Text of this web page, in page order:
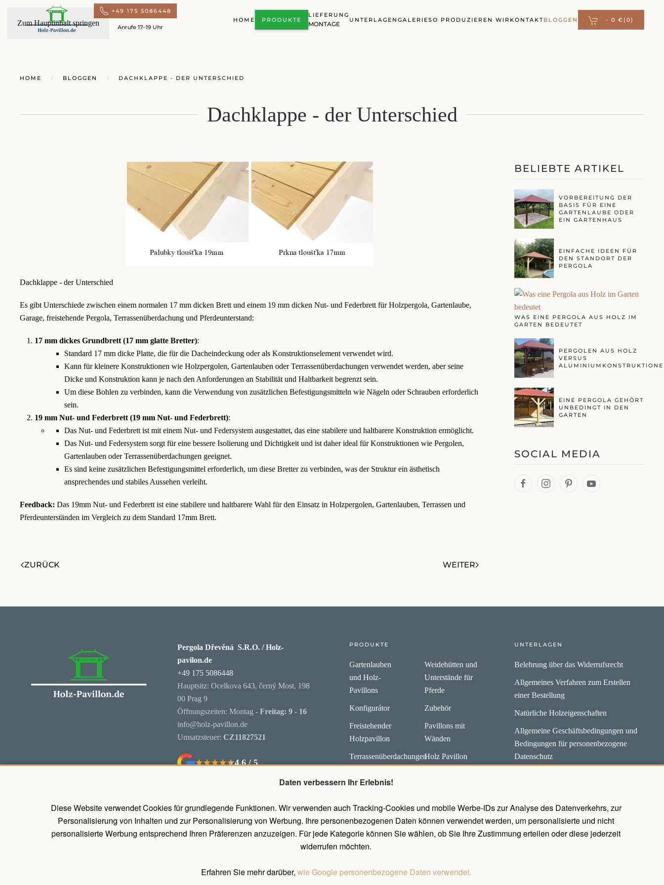
Daten verbessern Ihr Erlebnis!
Diese Website verwendet Cookies für grundlegende Funktionen. Wir verwenden auch Tracking-Cookies und mobile Werbe-IDs zur Analyse des Datenverkehrs, zur
Personalisierung von Inhalten und zur Personalisierung von Werbung. Ihre personenbezogenen Daten können verwendet werden, um personalisierte und nicht
personalisierte Werbung entsprechend Ihren Präferenzen anzuzeigen. Für jede Kategorie können Sie wählen, ob Sie Ihre Zustimmung erteilen oder diese jederzeit
widerrufen möchten.
Erfahren Sie mehr darüber, wie Google personenbezogene Daten verwendet.
Zum Hauptinhalt springen
+49 175 5086448
Anrufe 17–19 Uhr
HOME PRODUKTE
LIEFERUNG
MONTAGE
UNTERLAGEN GALERIESO PRODUZIEREN WIR KONTAKTBLOGGEN - 0 € (0)
HOME BLOGGEN DACHKLAPPE - DER UNTERSCHIED
Dachklappe - der Unterschied
Dachklappe - der Unterschied
Es gibt Unterschiede zwischen einem normalen 17 mm dicken Brett und einem 19 mm dicken Nut- und Federbrett für Holzpergola, Gartenlaube,
Garage, freistehende Pergola, Terrassenüberdachung und Pferdeunterstand:
17 mm dickes Grundbrett (17 mm glatte Bretter):
Standard 17 mm dicke Platte, die für die Dacheindeckung oder als Konstruktionselement verwendet wird.
Kann für kleinere Konstruktionen wie Holzpergolen, Gartenlauben oder Terrassenüberdachungen verwendet werden, aber seine
Dicke und Konstruktion kann je nach den Anforderungen an Stabilität und Haltbarkeit begrenzt sein.
Um diese Bohlen zu verbinden, kann die Verwendung von zusätzlichen Befestigungsmitteln wie Nägeln oder Schrauben erforderlich
sein.
19 mm Nut- und Federbrett (19 mm Nut- und Federbrett):
Das Nut- und Federbrett ist mit einem Nut- und Federsystem ausgestattet, das eine stabilere und haltbarere Konstruktion ermöglicht.
Das Nut- und Federsystem sorgt für eine bessere Isolierung und Dichtigkeit und ist daher ideal für Konstruktionen wie Pergolen,
Gartenlauben oder Terrassenüberdachungen geeignet.
Es sind keine zusätzlichen Befestigungsmittel erforderlich, um diese Bretter zu verbinden, was der Struktur ein ästhetisch
ansprechendes und stabiles Aussehen verleiht.
Feedback: Das 19mm Nut- und Federbrett ist eine stabilere und haltbarere Wahl für den Einsatz in Holzpergolen, Gartenlauben, Terrassen und
Pferdeunterständen im Vergleich zu dem Standard 17mm Brett.
ZURÜCK WEITER
BELIEBTE ARTIKEL
VORBEREITUNG DER
BASIS FÜR EINE
GARTENLAUBE ODER
EIN GARTENHAUS
EINFACHE IDEEN FÜR
DEN STANDORT DER
PERGOLA
WAS EINE PERGOLA AUS HOLZ IM
GARTEN BEDEUTET
PERGOLEN AUS HOLZ
VERSUS
EINE PERGOLA GEHÖRT
UNBEDINGT IN DEN
GARTEN
SOCIAL MEDIA
Pergola Dřevěná S.R.O. / Holz-
pavilon.de
+49 175 5086448
Hauptsitz: Ocelkova 643, černý Most, 198
00 Prag 9
Öffnungszeiten: Montag - Freitag: 9 - 16
info@holz-pavillon.de
Umsatzsteuer: CZ11827521
★★★★★
★★★★★4.6 / 5
PRODUKTE
Gartenlauben
und Holz-
Pavillons
Konfigurátor
Freistehender
Holzpavillon
Terrassenüberdachungen
Weidehütten und
Unterstände für
Pferde
Zubehör
Pavillons mit
Wänden
Holz Pavillon
UNTERLAGEN
Belehrung über das Widerrufsrecht
Allgemeines Verfahren zum Erstellen
einer Bestellung
Natürliche Holzeigenschaften
Allgemeine Geschäftsbedingungen und
Bedingungen für personenbezogene
Datenschutz